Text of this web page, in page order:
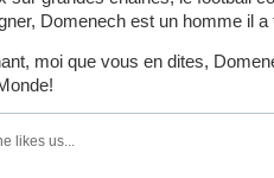
Domenech est un homme il
moi que vous en dites,
likes us...